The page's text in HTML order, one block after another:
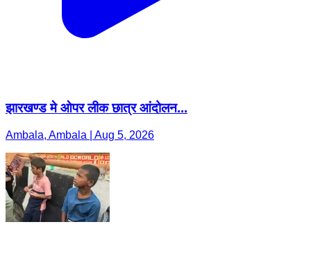
झारखण्ड मे ओपर लीक छात्र आंदोलन...
Ambala, Ambala | Aug 5, 2026